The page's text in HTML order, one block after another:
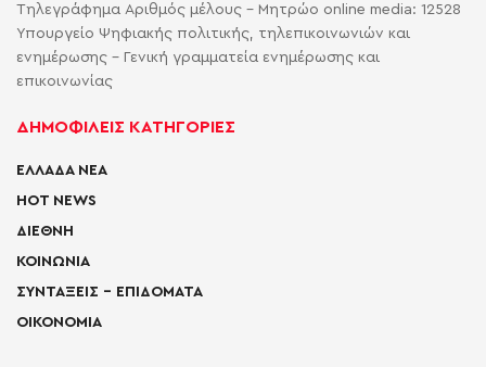
Τηλεγράφημα Αριθμός μέλους - Μητρώο online media: 12528
Υπουργείο Ψηφιακής πολιτικής, τηλεπικοινωνιών και
ενημέρωσης - Γενική γραμματεία ενημέρωσης και
επικοινωνίας
ΔΗΜΟΦΙΛΕΙΣ ΚΑΤΗΓΟΡΙΕΣ
ΕΛΛΑΔΑ ΝΕΑ
HOT NEWS
ΔΙΕΘΝΗ
ΚΟΙΝΩΝΙΑ
ΣΥΝΤΑΞΕΙΣ – ΕΠΙΔΟΜΑΤΑ
ΟΙΚΟΝΟΜΙΑ